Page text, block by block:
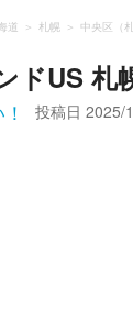
道 札幌 中央区（
ドUS 札
投稿日 2025/